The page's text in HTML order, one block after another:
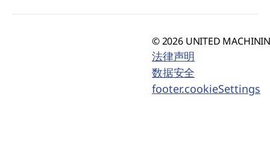
© 2026 UNITED
法律声明
数据安全
footer.cookieSettings